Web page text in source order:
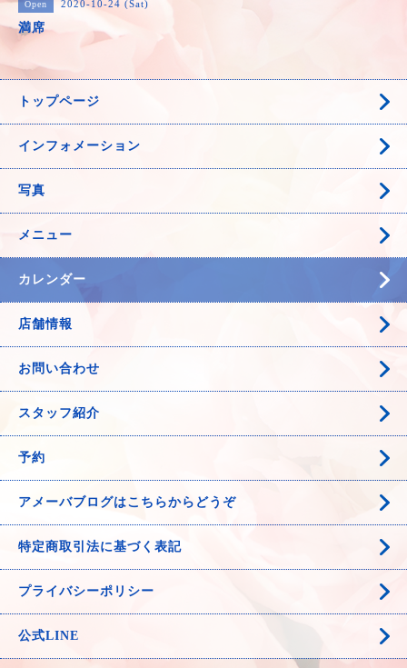
Open 2020-10-24 (Sat)
満席
トップページ
インフォメーション
写真
メニュー
カレンダー
店舗情報
お問い合わせ
スタッフ紹介
予約
アメーバブログはこちらからどうぞ
特定商取引法に基づく表記
プライバシーポリシー
公式LINE